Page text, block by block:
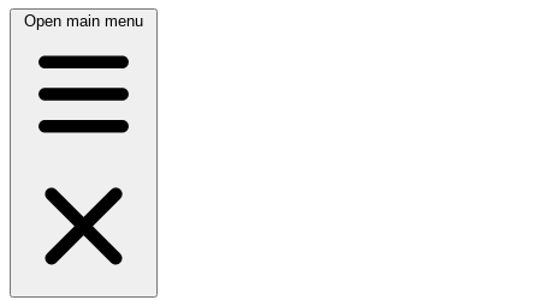
Open main menu